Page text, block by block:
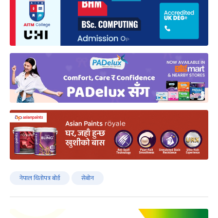
नेपाल धितोपत्र बोर्ड सेबोन